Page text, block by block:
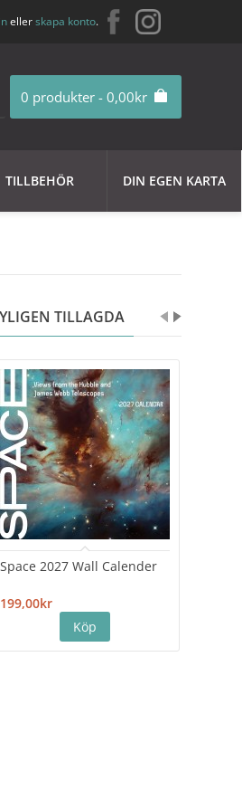
ellerskapa konto.
0 produkter - 0,00kr
TILLBEHÖR DIN EGEN KARTA
TILLAGDA
Space 2027 Wall Calender
199,00kr